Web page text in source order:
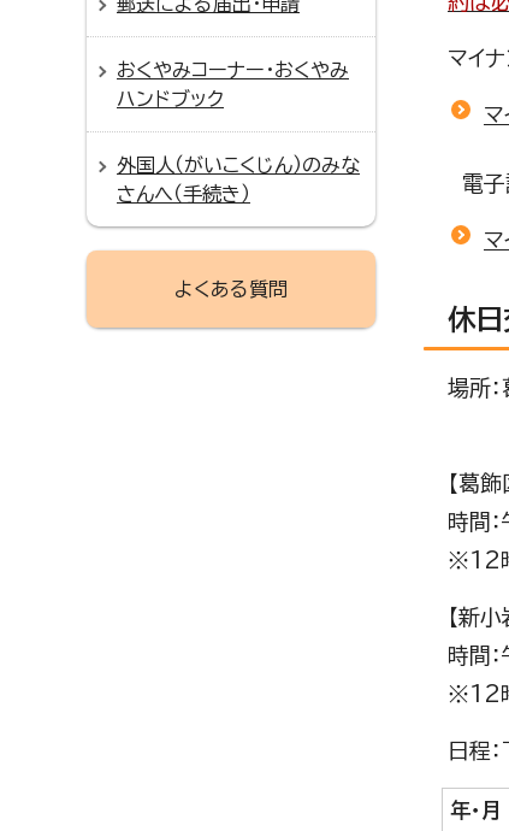
マイ
マ
電子
マ
休日
場所
新
【葛飾
時間
※12
【新
時間
※12
日程
年・月
おくやみコーナー・おくやみ
ハンドブック
外国人（がいこくじん）のみな
さんへ（手続き）
よくある質問